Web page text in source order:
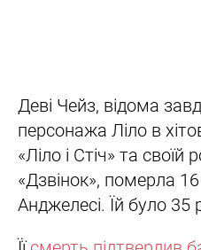
Деві Чейз, відома
персонажа Ліло в
«Ліло і Стіч» та своїй
«Дзвінок», померла
Анджелесі. Їй було 35